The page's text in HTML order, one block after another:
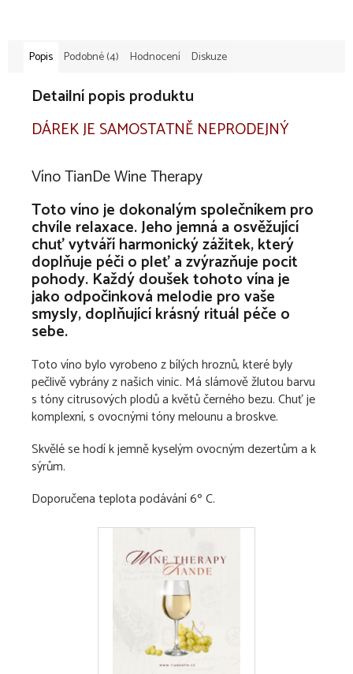
Popis Podobné (4) Hodnocení Diskuze
Detailní popis produktu
DÁREK JE SAMOSTATNĚ NEPRODEJNÝ
Víno TianDe Wine Therapy
Toto víno je dokonalým společníkem pro
chvíle relaxace. Jeho jemná a osvěžující
chuť vytváří harmonický zážitek, který
doplňuje péči o pleť a zvýrazňuje pocit
pohody. Každý doušek tohoto vína je
jako odpočinková melodie pro vaše
smysly, doplňující krásný rituál péče o
sebe.
Toto víno bylo vyrobeno z bílých hroznů, které byly
pečlivě vybrány z našich vinic. Má slámově žlutou barvu
s tóny citrusových plodů a květů černého bezu.Chuť je
komplexní, s ovocnými tóny melounu a broskve.
Skvělé se hodík jemně kyselým ovocným dezertům ak
sýrům.
Doporučena teplota podávání 6º C.